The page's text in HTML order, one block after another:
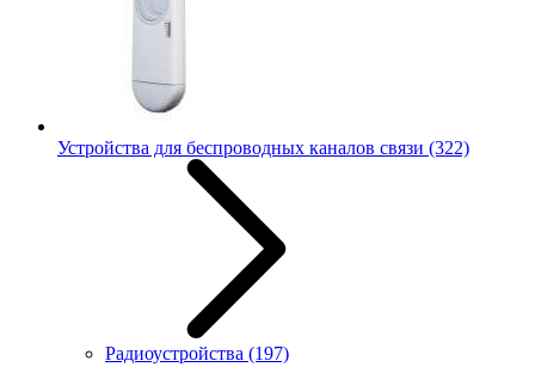
Устройства для беспроводных каналов связи (322)
Радиоустройства (197)